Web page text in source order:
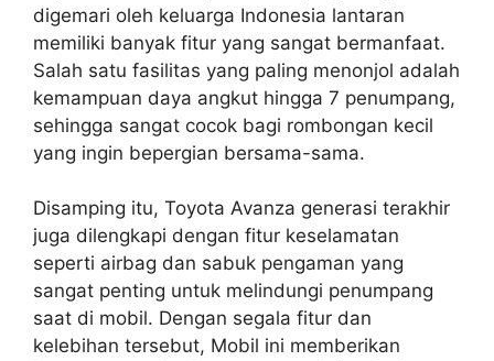
digemari oleh keluarga Indonesia lantaran
memiliki banyak fitur yang sangat bermanfaat.
Salah satu fasilitas yang paling menonjol adalah
kemampuan daya angkut hingga 7 penumpang,
sehingga sangat cocok bagi rombongan kecil
yang ingin bepergian bersama-sama.
Disamping itu, Toyota Avanza generasi terakhir
juga dilengkapi dengan fitur keselamatan
seperti airbag dan sabuk pengaman yang
sangat penting untuk melindungi penumpang
saat di mobil. Dengan segala fitur dan
kelebihan tersebut, Mobil ini memberikan